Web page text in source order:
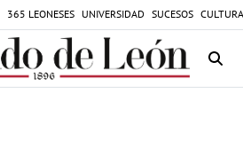
365 LEONESES UNIVERSIDAD SUCESOS